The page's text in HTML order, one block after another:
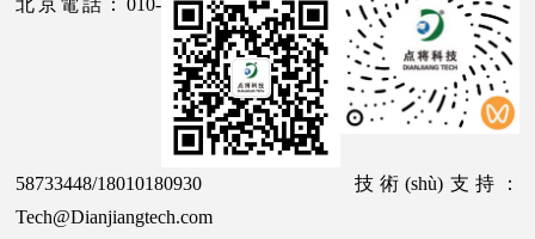
北京電話：010-
58733448/18010180930 技術(shù)支持：
Tech@Dianjiangtech.com